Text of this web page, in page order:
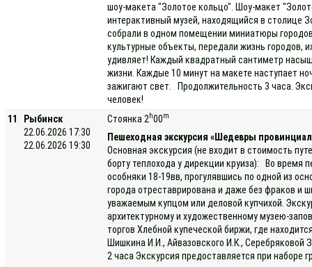
шоу-макета "Золотое кольцо". Шоу-макет
интерактивный музей, находящийся в столице
собрали в одном помещении миниатюры
культурные объекты, передали жизнь городов,
удивляет! Каждый квадратный сантиметр
жизни. Каждые 10 минут на макете наступает
зажигают свет. Продолжительность 3 часа.
человек!
11
Рыбинск
22.06.2026 17:30
22.06.2026 19:30
Стоянка 2 h00m
Пешеходная экскурсия «Шедевры
Основная экскурсия (не входит в стоимость
борту теплохода у дирекции круиза): Во время
особняки 18-19вв, прогулявшись по одной из
города отреставрирована и даже без фраков и
уважаемым купцом или деловой купчихой.
архитектурному и художественному музею-
торгов Хлебной купеческой биржи, где
Шишкина И.И., Айвазовского И.К., Серебряковой
2 часа Экскурсия предоставляется при наборе